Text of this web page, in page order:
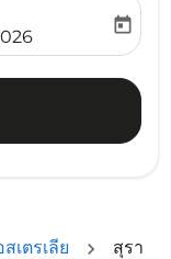
return-date-
today
เตรเลีย
สุรา